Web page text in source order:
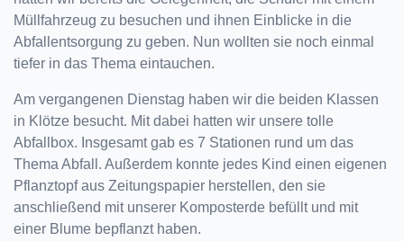
Müllfahrzeug zu besuchen und ihnen Einblicke in die
Abfallentsorgung zu geben. Nun wollten sie noch einmal
tiefer in das Thema eintauchen.
Am vergangenen Dienstag haben wir die beiden Klassen
in Klötze besucht. Mit dabei hatten wir unsere tolle
Abfallbox. Insgesamt gab es 7 Stationen rund um das
Thema Abfall. Außerdem konnte jedes Kind einen eigenen
Pflanztopf aus Zeitungspapier herstellen, den sie
anschließend mit unserer Komposterde befüllt und mit
einer Blume bepflanzt haben.